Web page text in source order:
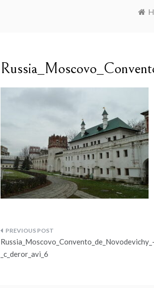
Navegação
de
Russia_Moscovo_Convento_de_Novodevichy_-
_c_deror_avi_6